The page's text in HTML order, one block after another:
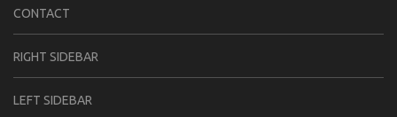
CONTACT
RIGHT SIDEBAR
LEFT SIDEBAR